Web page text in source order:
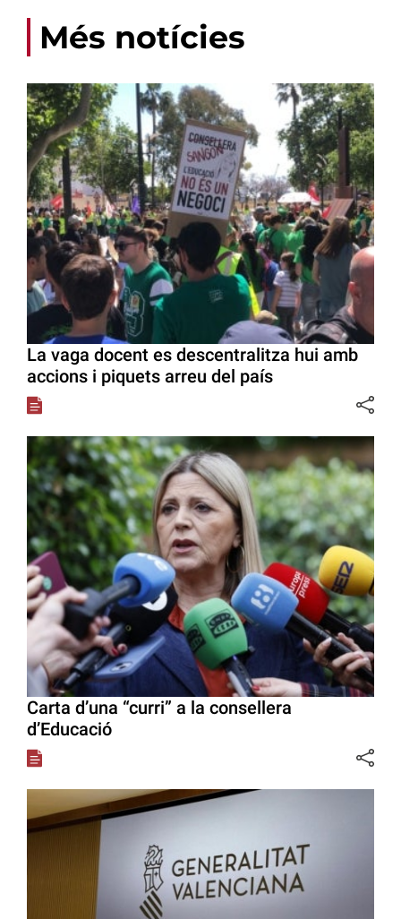
Més notícies
La vaga docent es descentralitza hui amb
accions i piquets arreu del país
Carta d’una “curri” a la consellera
d’Educació